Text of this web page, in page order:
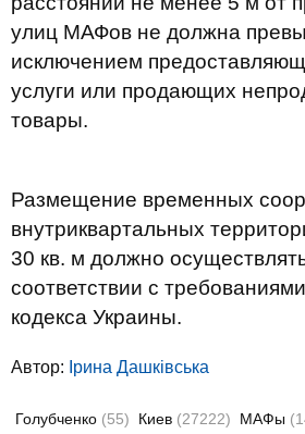
улиц МАФов не должна
исключением
услуги или продающих
товары.
Размещение временных
внутриквартальных
30 кв. м должно
соответствии с
кодекса Украины.
Автор: Ірина Дашківська
Голубченко (55) Киев (27222) МАФы